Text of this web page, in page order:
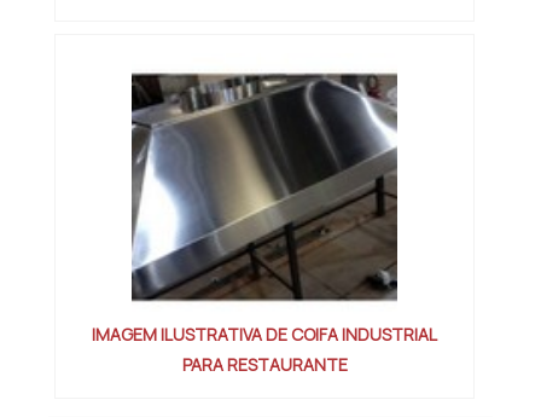
IMAGEM ILUSTRATIVA DE COIFA INDUSTRIAL
PARA RESTAURANTE